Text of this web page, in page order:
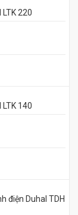
220
140
điện Duhal TDH